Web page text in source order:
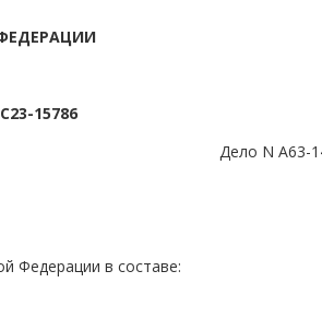
15786
Дело N А63-
Федерации в составе: